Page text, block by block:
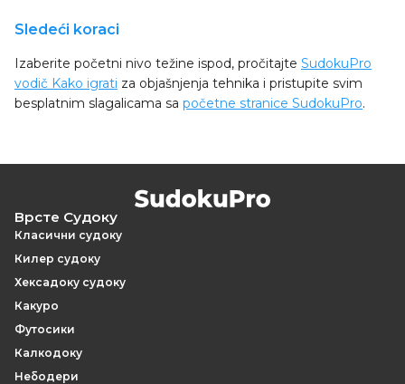
Sledeći koraci
Izaberite početni nivo težine ispod, pročitajte SudokuPro
vodič Kako igrati za objašnjenja tehnika i pristupite svim
besplatnim slagalicama sa početne stranice SudokuPro.
Врсте Судоку
Класични судоку
Килер судоку
Хексадоку судоку
Какуро
Футосики
Калкодоку
Небодери